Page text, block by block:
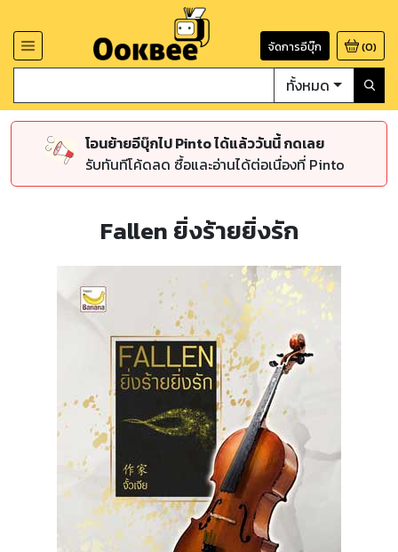
จัดการอีบุ๊ก (0)
ทั้งหมด
โอนย้ายอีบุ๊กไป Pinto ได้แล้ววันนี้ กดเลย
รับทันทีโค้ดลด ซื้อและอ่านได้ต่อเนื่องที่ Pinto
Fallen ยิ่งร้ายยิ่งรัก